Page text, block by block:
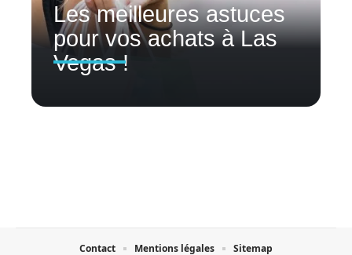
Les meilleures astuces
pour vos achats à Las
Vegas !
Contact Mentions légales Sitemap